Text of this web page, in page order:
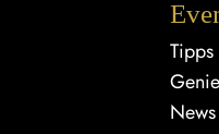
News